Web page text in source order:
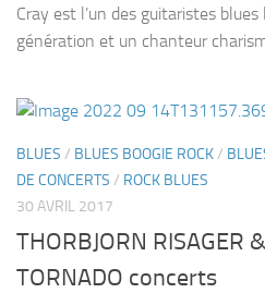
Cray est l’un des guitaristes
génération et un chanteur
BLUES / BLUES BOOGIE ROCK/
DE CONCERTS / ROCK BLUES
30 AVRIL 2017
THORBJORN RISAGER
TORNADO concerts